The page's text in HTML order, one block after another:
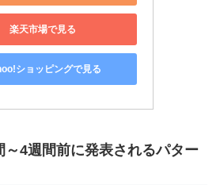
楽天市場で見る
ショッピングで見る
～4週間前に発表されるパター